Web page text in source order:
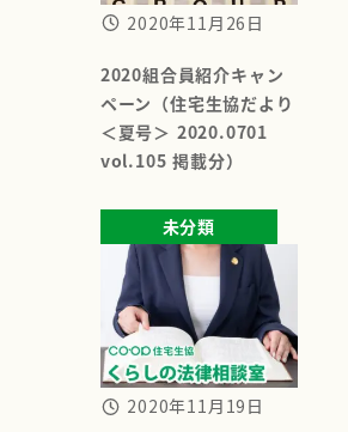
2020年11月26日
2020組合員紹介キャン
ペーン（住宅生協だより
＜夏号＞ 2020.0701
vol.105 掲載分）
未分類
2020年11月19日